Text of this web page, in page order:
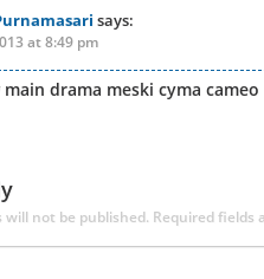
says:
at 8:49 pm
main drama meski cyma cameo
will not be published. Required fields